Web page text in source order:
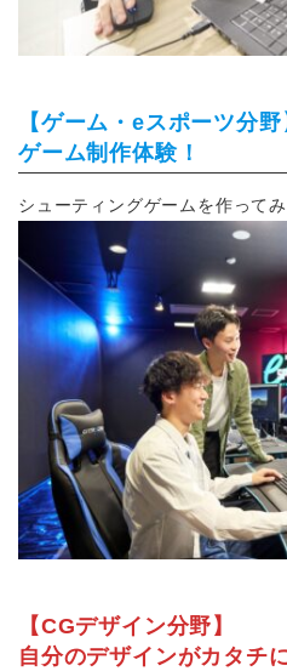
【ゲーム・eスポーツ分野
ゲーム制作体験！
シューティングゲームを作ってみ
【CGデザイン分野】
自分のデザインがカタチ